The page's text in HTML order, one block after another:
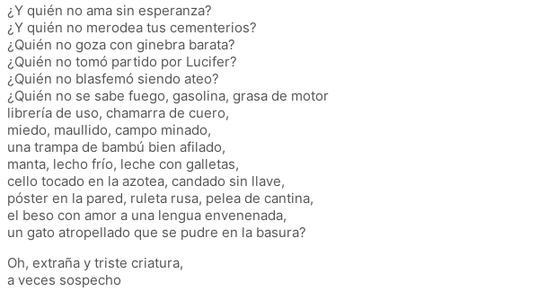
¿Y quién no ama sin esperanza?
¿Y quién no merodea tus cementerios?
¿Quién no goza con ginebra barata?
¿Quién no tomó partido por Lucifer?
¿Quién no blasfemó siendo ateo?
¿Quién no se sabe fuego, gasolina, grasa de motor
librería de uso, chamarra de cuero,
miedo, maullido, campo minado,
una trampa de bambú bien afilado,
manta, lecho frío, leche con galletas,
cello tocado en la azotea, candado sin llave,
póster en la pared, ruleta rusa, pelea de cantina,
el beso con amor a una lengua envenenada,
un gato atropellado que se pudre en la basura?
Oh, extraña y triste criatura,
a veces sospecho